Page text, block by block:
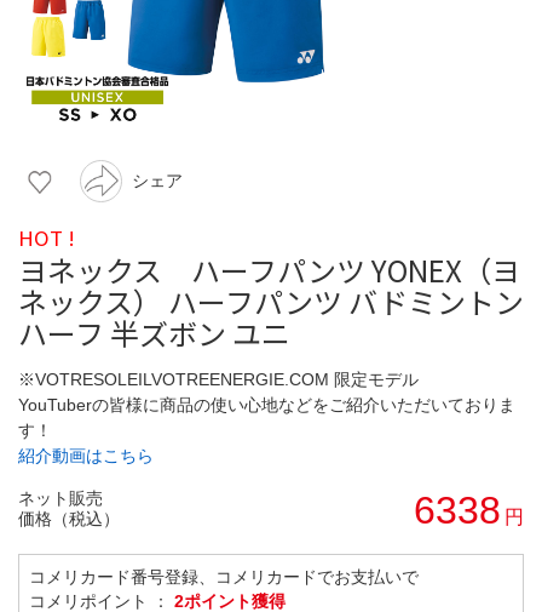
シェア
HOT !
ヨネックス ハーフパンツ YONEX（ヨ
ネックス） ハーフパンツ バドミントン
ハーフ 半ズボン ユニ
※VOTRESOLEILVOTREENERGIE.COM 限定モデル
YouTuberの皆様に商品の使い心地などをご紹介いただいておりま
す！
紹介動画はこちら
ネット販売
価格（税込）
6338 円
コメリカード番号登録、コメリカードでお支払いで
コメリポイント ： 2ポイント獲得